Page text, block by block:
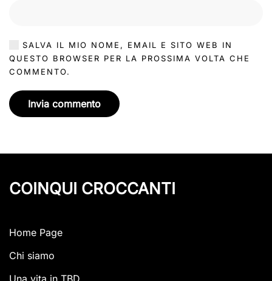
SALVA IL MIO NOME, EMAIL E SITO WEB IN
QUESTO BROWSER PER LA PROSSIMA VOLTA CHE
COMMENTO.
Invia commento
COINQUI CROCCANTI
Home Page
Chi siamo